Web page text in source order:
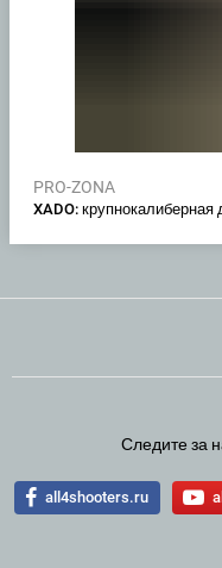
PRO-ZONA
XADO: крупнокалиберная
Следите за
all4shooters.ru